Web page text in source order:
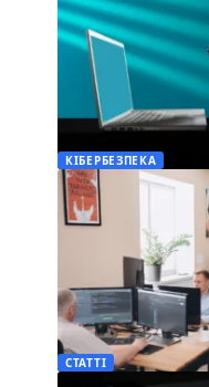
КІБЕРБЕЗПЕКА
СТАТТІ